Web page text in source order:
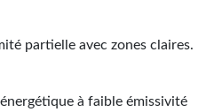
partielle avec zones claires.
à faible émissivité